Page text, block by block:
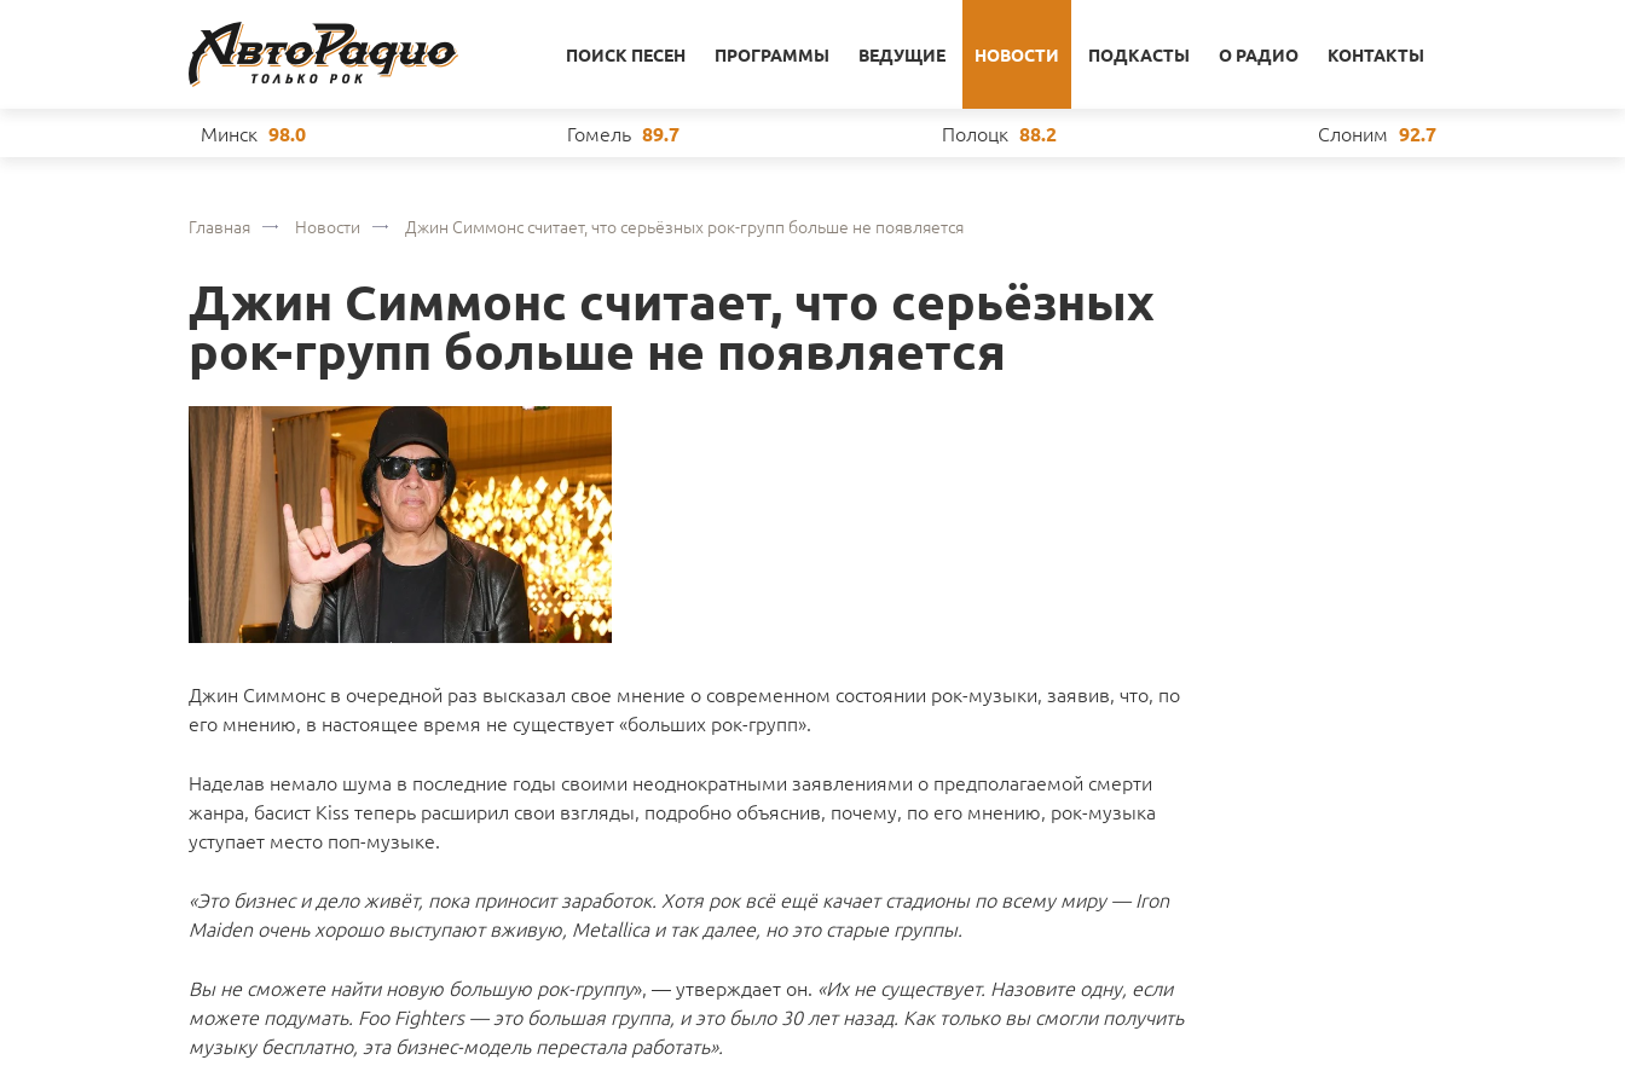
ПОИСК ПЕСЕН ПРОГРАММЫ ВЕДУЩИЕ НОВОСТИ ПОДКАСТЫ О РАДИО КОНТАКТЫ
Минск 98.0 Гомель 89.7 Полоцк 88.2 Слоним 92.7
Главная Новости Джин Симмонс считает, что серьёзных рок-групп больше не появляется
Джин Симмонс считает, что серьёзных
рок-групп больше не появляется
Джин Симмонс в очередной раз высказал свое мнение о современном состоянии рок-музыки, заявив, что, по
его мнению, в настоящее время не существует «больших рок-групп».
Наделав немало шума в последние годы своими неоднократными заявлениями о предполагаемой смерти
жанра, басист Kiss теперь расширил свои взгляды, подробно объяснив, почему, по его мнению, рок-музыка
уступает место поп-музыке.
«Это бизнес и дело живёт, пока приносит заработок. Хотя рок всё ещё качает стадионы по всему миру — Iron
Maiden очень хорошо выступают вживую, Metallica и так далее, но это старые группы.
Вы не сможете найти новую большую рок-группу», — утверждает он. «Их не существует. Назовите одну, если
можете подумать. Foo Fighters — это большая группа, и это было 30 лет назад. Как только вы смогли получить
музыку бесплатно, эта бизнес-модель перестала работать».